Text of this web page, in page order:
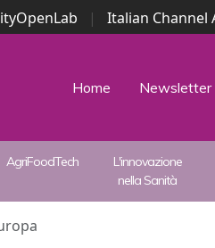
| Italian Channel
Awards | ...
Home Newsletter
AgriFoodTech
L'innovazione
nella Sanità